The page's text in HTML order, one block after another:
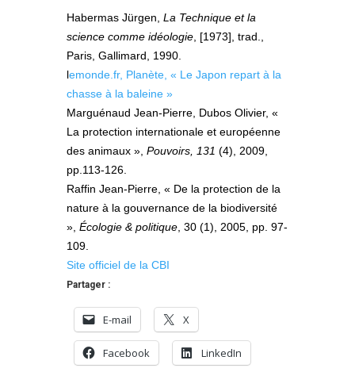
Habermas Jürgen, La Technique et la
science comme idéologie, [1973], trad.,
Paris, Gallimard, 1990.
lemonde.fr, Planète, « Le Japon repart à la
chasse à la baleine »
Marguénaud Jean-Pierre, Dubos Olivier, «
La protection internationale et européenne
des animaux », Pouvoirs, 131 (4), 2009,
pp.113-126.
Raffin Jean-Pierre, « De la protection de la
nature à la gouvernance de la biodiversité
», Écologie & politique, 30 (1), 2005, pp. 97-
109.
Site officiel de la CBI
Partager :
E-mail X
Facebook LinkedIn